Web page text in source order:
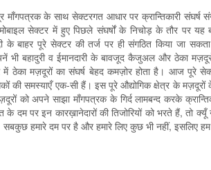
माँगपत्रक के साथ सेक्टरगत आधार पर क्रान्तिकारी
सेक्टर में हुए पिछले संघर्षों के निचोड़ के तौर पर यह
के बाहर पूरे सेक्टर की तर्ज पर ही संगठित किया जा
भी बहादुरी व ईमानदारी के बावजूद कैजुअल और ठेका
में ठेका मज़दूरों का संघर्ष बेहद कमज़ोर होता है। आज पूरे
की समस्याएँ एक-सी हैं। इस पूरे औद्योगिक क्षेत्र के
को अपने साझा माँगपत्रक के गिर्द लामबन्द करके
के दम पर इन कारख़ानेदारों की तिजोरियों को भरते हैं, तो
हमारे दम पर है और हमारे लिए कुछ भी नहीं, इसलिए